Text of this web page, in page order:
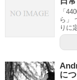
「
ら」
りに
に